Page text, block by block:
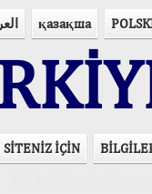
қазақша
SİTENİZ İÇİN